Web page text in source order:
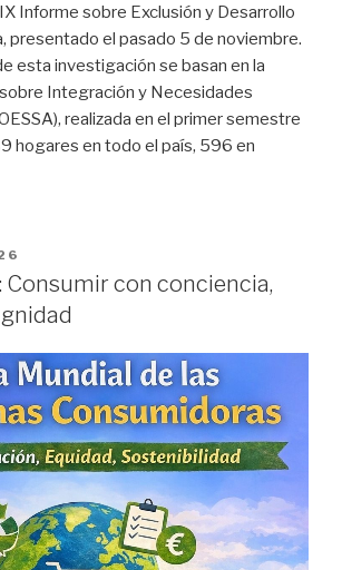
Informe sobre Exclusión y Desarrollo
presentado el pasado 5 de noviembre.
esta investigación se basan en la
Integración y Necesidades
realizada en el primer semestre
hogares en todo el país, 596 en
Consumir con conciencia,